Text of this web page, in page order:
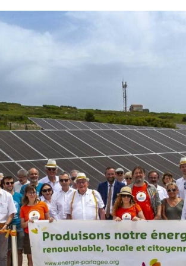
Chaque mois,
l'énergie
Votre